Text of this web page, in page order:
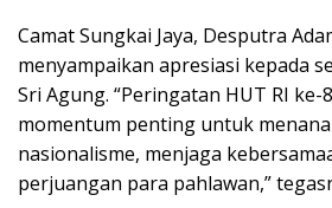
Camat Sungkai Jaya, Desputra
menyampaikan apresiasi kepada
Sri Agung. “Peringatan HUT RI ke-
momentum penting untuk
nasionalisme, menjaga
perjuangan para pahlawan,”